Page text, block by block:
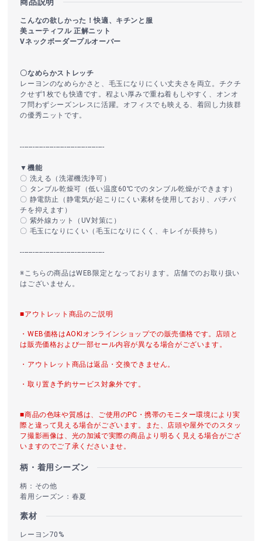
こんなの欲しかった！快適、キチンと服
美ューティフル 正解ニット
Vネックボーダープルオーバー
〇なめらかストレッチ
レーヨンのなめらかさと、毛玉になりにくい丈夫さを両立。チクチ
クせず1枚でも快適です。程よい厚みで重ね着もしやすく、オンオ
フ問わずシーズンレスに活躍。オフィスでも映える、着回し力抜群
の優秀ニットです。
----------------------------------------
▼機能
〇 洗える（洗濯機洗浄可）
〇 タンブル乾燥可（低い温度60℃でのタンブル乾燥ができます）
〇 静電防止（静電気が起こりにくい素材を使用しており、パチパ
チを抑えます）
〇 紫外線カット（UV対策に）
〇 毛玉になりにくい（毛玉になりにくく、キレイが長持ち）
----------------------------------------
※こちらの商品はWEB限定となっております。店舗でのお取り扱い
はございません。
■アウトレット商品のご説明
・WEB価格はAOKIオンラインショップでの販売価格です。店頭と
は販売価格および一部セール内容が異なる場合がございます。
・アウトレット商品は返品・交換できません。
・取り置き予約サービス対象外です。
■商品の色味や質感は、ご使用のPC・携帯のモニター環境により実
際と違って見える場合がございます。また、店頭や屋外でのスタッ
フ撮影画像は、光の加減で実際の商品より明るく見える場合がござ
いますのでご了承くださいませ。
柄・着用シーズン
柄：その他
着用シーズン：春夏
素材
レーヨン70%